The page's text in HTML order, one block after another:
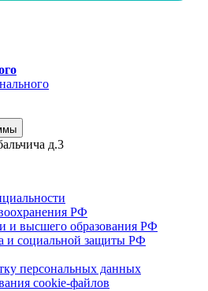
д.3
РФ
и высшего образования РФ
и социальной защиты РФ
персональных данных
сookie-файлов